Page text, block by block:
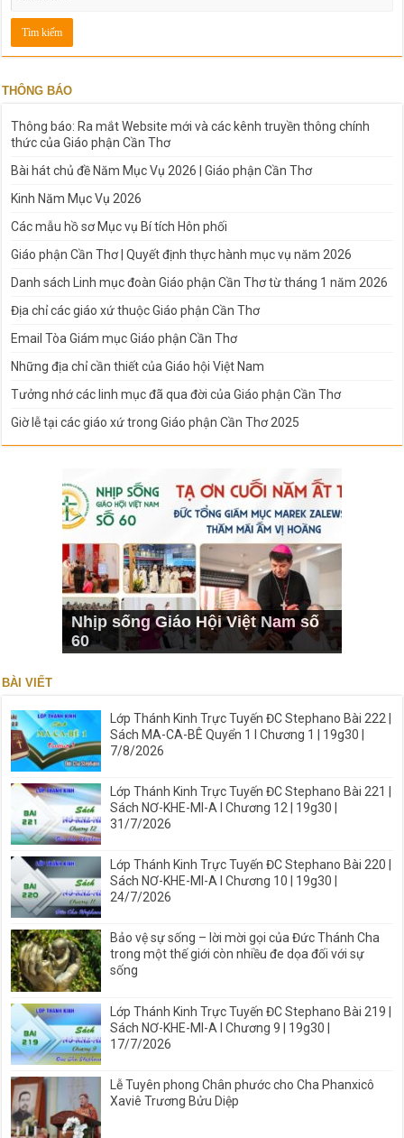
THÔNG BÁO
Thông báo: Ra mắt Website mới và các kênh truyền thông chính
thức của Giáo phận Cần Thơ
Bài hát chủ đề Năm Mục Vụ 2026 | Giáo phận Cần Thơ
Kinh Năm Mục Vụ 2026
Các mẫu hồ sơ Mục vụ Bí tích Hôn phối
Giáo phận Cần Thơ | Quyết định thực hành mục vụ năm 2026
Danh sách Linh mục đoàn Giáo phận Cần Thơ từ tháng 1 năm 2026
Địa chỉ các giáo xứ thuộc Giáo phận Cần Thơ
Email Tòa Giám mục Giáo phận Cần Thơ
Những địa chỉ cần thiết của Giáo hội Việt Nam
Tưởng nhớ các linh mục đã qua đời của Giáo phận Cần Thơ
Giờ lễ tại các giáo xứ trong Giáo phận Cần Thơ 2025
Nhịp sống Giáo Hội Việt Nam số
60
BÀI VIẾT
Lớp Thánh Kinh Trực Tuyến ĐC Stephano Bài 222 |
Sách MA-CA-BÊ Quyển 1 I Chương 1 | 19g30 |
7/8/2026
Lớp Thánh Kinh Trực Tuyến ĐC Stephano Bài 221 |
Sách NƠ-KHE-MI-A I Chương 12 | 19g30 |
31/7/2026
Lớp Thánh Kinh Trực Tuyến ĐC Stephano Bài 220 |
Sách NƠ-KHE-MI-A I Chương 10 | 19g30 |
24/7/2026
Bảo vệ sự sống – lời mời gọi của Đức Thánh Cha
trong một thế giới còn nhiều đe dọa đối với sự
sống
Lớp Thánh Kinh Trực Tuyến ĐC Stephano Bài 219 |
Sách NƠ-KHE-MI-A I Chương 9 | 19g30 |
17/7/2026
Lễ Tuyên phong Chân phước cho Cha Phanxicô
Xaviê Trương Bửu Diệp